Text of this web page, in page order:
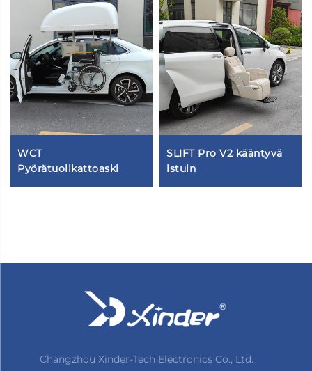
WCT
Pyörätuolikattoaski
SLIFT Pro V2 kääntyvä
istuin
Changzhou Xinder-Tech Electronics Co., Ltd.